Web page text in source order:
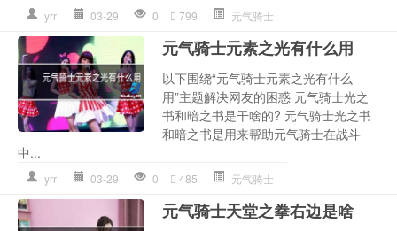
yrr 03-29 0 799 元气骑士
元气骑士元素之光有什么用
以下围绕“元气骑士元素之光有什么
用”主题解决网友的困惑 元气骑士光之
书和暗之书是干啥的? 元气骑士光之书
和暗之书是用来帮助元气骑士在战斗
中...
yrr 03-29 0 485 元气骑士
元气骑士天堂之拳右边是啥